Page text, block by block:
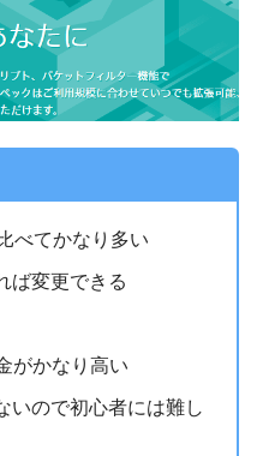
べてかなり多い
ば変更できる
がかなり高い
いので初心者には難し